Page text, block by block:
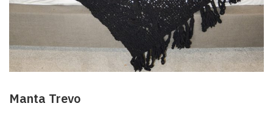
Manta Trevo